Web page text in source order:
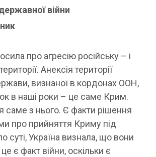
війни
про агресію російську – і
Анексія території
визнаної в кордонах ООН,
в наші роки – це саме Крим.
саме з нього. Є факти рішення
про прийняття Криму під
суті, Україна визнала, що вони
є факт війни, оскільки є